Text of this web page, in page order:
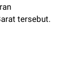
tersebut.